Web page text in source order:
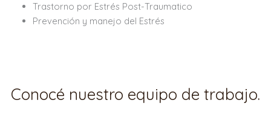
Trastorno por Estrés Post-Traumatico
Prevención y manejo del Estrés
Conocé nuestro equipo de trabajo.